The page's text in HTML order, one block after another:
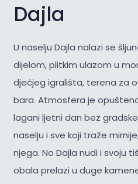
Dajla
U naselju Dajla nalazi se
dijelom, plitkim ulazom u
dječjeg igrališta, terena za
bara. Atmosfera je
lagani ljetni dan bez
naselju i sve koji traže
njega. No Dajla nudi i svoju
obala prelazi u duge